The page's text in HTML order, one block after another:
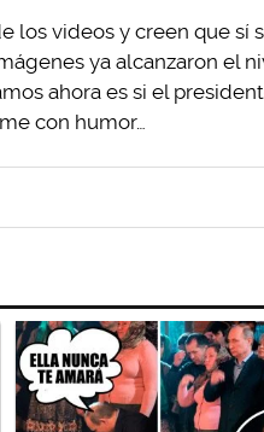
videos y creen que sí
ya alcanzaron el
ahora es si el
con humor…